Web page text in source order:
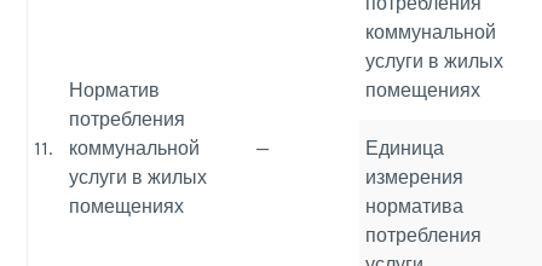
11.
Норматив
потребления
коммунальной
услуги в жилых
помещениях
—
коммунальной
услуги в жилых
помещениях
Единица
измерения
норматива
потребления